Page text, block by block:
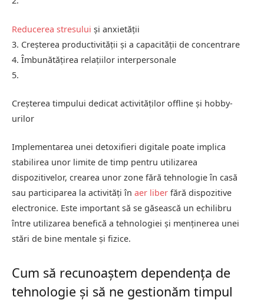
Reducerea stresului și anxietății
3. Creșterea productivității și a capacității de concentrare
4. Îmbunătățirea relațiilor interpersonale
5.
Creșterea timpului dedicat activităților offline și hobby-
urilor
Implementarea unei detoxifieri digitale poate implica
stabilirea unor limite de timp pentru utilizarea
dispozitivelor, crearea unor zone fără tehnologie în casă
sau participarea la activități în aer liber fără dispozitive
electronice. Este important să se găsească un echilibru
între utilizarea benefică a tehnologiei și menținerea unei
stări de bine mentale și fizice.
Cum să recunoaștem dependența de
tehnologie și să ne gestionăm timpul